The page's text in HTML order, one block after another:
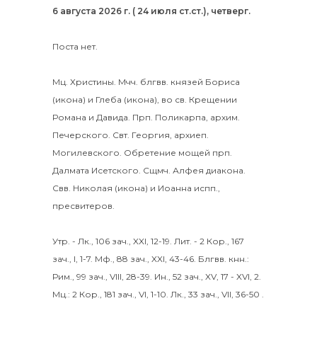
6 августа 2026 г. ( 24 июля ст.ст.), четверг.
Поста нет.
Мц. Христины. Мчч. блгвв. князей Бориса
(икона) и Глеба (икона), во св. Крещении
Романа и Давида. Прп. Поликарпа, архим.
Печерского. Свт. Георгия, архиеп.
Могилевского. Обретение мощей прп.
Далмата Исетского. Сщмч. Алфея диакона.
Свв. Николая (икона) и Иоанна испп.,
пресвитеров.
Утр. - Лк., 106 зач., XXI, 12-19. Лит. - 2 Кор., 167
зач., I, 1-7. Мф., 88 зач., XXI, 43-46. Блгвв. кнн.:
Рим., 99 зач., VIII, 28-39. Ин., 52 зач., XV, 17 - XVI, 2.
Мц.: 2 Кор., 181 зач., VI, 1-10. Лк., 33 зач., VII, 36-50 .